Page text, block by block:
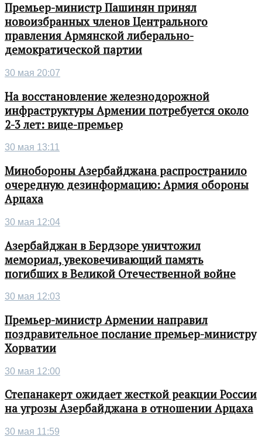
Премьер-министр Пашинян принял
новоизбранных членов Центрального
правления Армянской либерально-
демократической партии
30 мая 20:07
На восстановление железнодорожной
инфраструктуры Армении потребуется около
2-3 лет: вице-премьер
30 мая 13:11
Минобороны Азербайджана распространило
очередную дезинформацию: Армия обороны
Арцаха
30 мая 12:04
Азербайджан в Бердзоре уничтожил
мемориал, увековечивающий память
погибших в Великой Отечественной войне
30 мая 12:03
Премьер-министр Армении направил
поздравительное послание премьер-министру
Хорватии
30 мая 12:00
Степанакерт ожидает жесткой реакции России
на угрозы Азербайджана в отношении Арцаха
30 мая 11:59